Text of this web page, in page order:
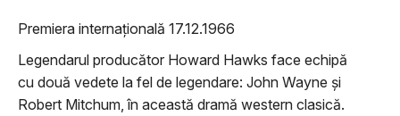
Premiera internațională 17.12.1966
Legendarul producător Howard Hawks face echipă
cu două vedete la fel de legendare: John Wayne și
Robert Mitchum, în această dramă western clasică.